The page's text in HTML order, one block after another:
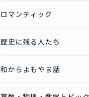
ロマンティック
歴史に残る人たち
和からよもやま話